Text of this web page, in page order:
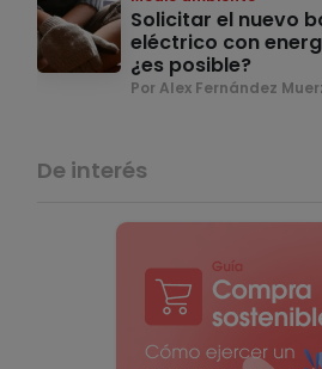
Solicitar el nuevo
eléctrico con
¿es posible?
Por Alex Fernández
De interés